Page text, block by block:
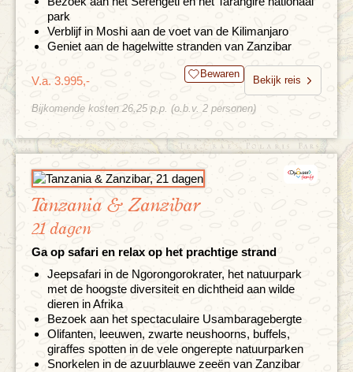
park
Verblijf in Moshi aan de voet van de Kilimanjaro
Geniet aan de hagelwitte stranden van Zanzibar
V.a. 3.995,- Bewaren
Bekijk reis
Bijkomende kosten 26,25 p.p. (o.b.v. 2 personen)
Tanzania & Zanzibar
21 dagen
Ga op safari en relax op het prachtige strand
Jeepsafari in de Ngorongorokrater, het natuurpark
met de hoogste diversiteit en dichtheid aan wilde
dieren in Afrika
Bezoek aan het spectaculaire Usambaragebergte
Olifanten, leeuwen, zwarte neushoorns, buffels,
giraffes spotten in de vele ongerepte natuurparken
Snorkelen in de azuurblauwe zeeën van Zanzibar